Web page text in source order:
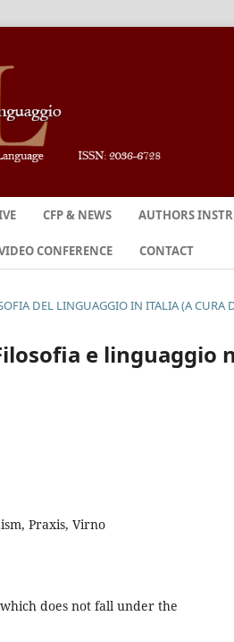
CFP & NEWS AUTHORS
CONFERENCE CONTACT
DEL LINGUAGGIO IN ITALIA (A CURA
e linguaggio
Praxis, Virno
does not fall under the